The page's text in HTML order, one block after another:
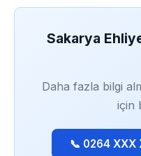
Sakarya
Daha fazla bilgi
için
📞 0264 XXX